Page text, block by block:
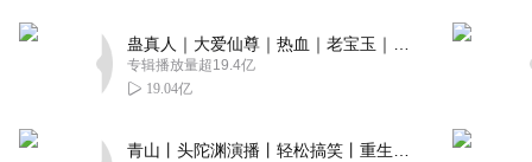
专辑播放量超19.4亿
19.04亿